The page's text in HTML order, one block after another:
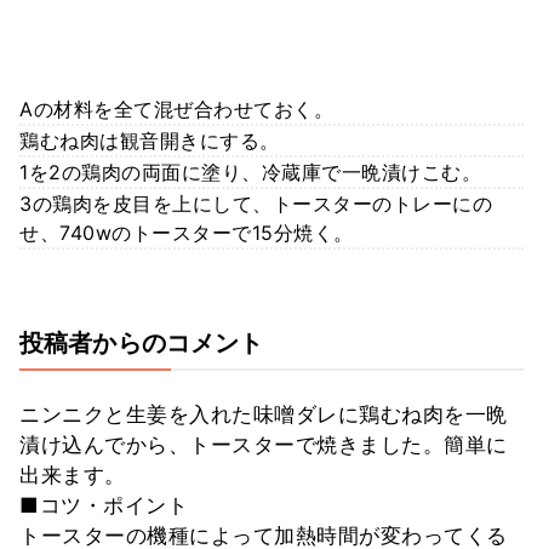
Aの材料を全て混ぜ合わせておく。
鶏むね肉は観音開きにする。
1を2の鶏肉の両面に塗り、冷蔵庫で一晩漬けこむ。
3の鶏肉を皮目を上にして、トースターのトレーにの
せ、740wのトースターで15分焼く。
投稿者からのコメント
ニンニクと生姜を入れた味噌ダレに鶏むね肉を一晩
漬け込んでから、トースターで焼きました。簡単に
出来ます。
■コツ・ポイント
トースターの機種によって加熱時間が変わってくる